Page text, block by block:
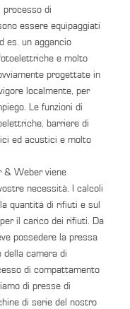
processo di
essere equipaggiati
es. un aggancio
e molto
progettate in
localmente, per
Le funzioni di
barriere di
ed acustici e molto
& Weber viene
necessità. I calcoli
quantità di rifiuti e sul
il carico dei rifiuti. Da
possedere la pressa
camera di
di compattamento
di presse di
di serie del nostro